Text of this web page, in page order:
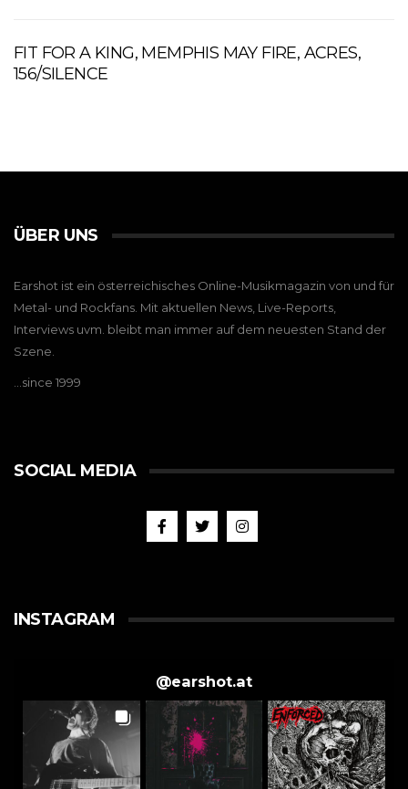
FIT FOR A KING, MEMPHIS MAY FIRE, ACRES,
156/SILENCE
ÜBER UNS
Earshot ist ein österreichisches Online-Musikmagazin von und für
Metal- und Rockfans. Mit aktuellen News, Live-Reports,
Interviews uvm. bleibt man immer auf dem neuesten Stand der
Szene.
…since 1999
SOCIAL MEDIA
INSTAGRAM
@earshot.at